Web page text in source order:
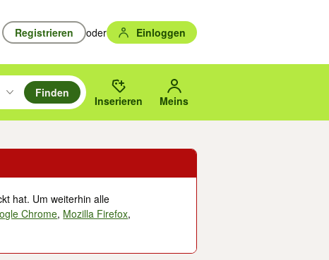
Registrieren oder Einloggen
durchsuchen und mit Eingabetaste auswählen.
um zu suchen, oder Vorschläge mit den Pfeiltasten nach oben/
des gewählten Orts oder PLZ.
Finden
Inserieren Meins
hat. Um weiterhin alle
Chrome, Mozilla Firefox,